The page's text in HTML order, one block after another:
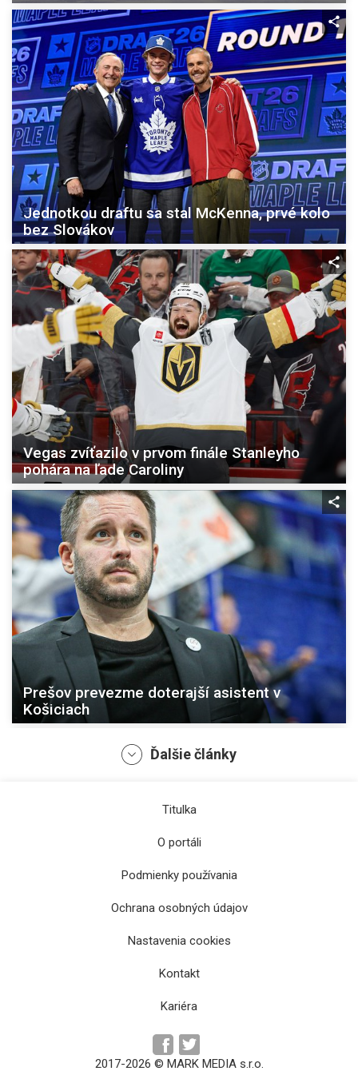
Jednotkou draftu sa stal McKenna, prvé kolo
bez Slovákov
Vegas zvíťazilo v prvom finále Stanleyho
pohára na ľade Caroliny
Prešov prevezme doterajší asistent v
Košiciach
Švajčiari proti Nórom v sobotu o 15.20 h,
Kanada s Fínmi o 20.00
Ďalšie články
Titulka
O portáli
Podmienky používania
Ochrana osobných údajov
Nastavenia cookies
Kontakt
Kariéra
2017-2026 © MARK MEDIA s.r.o.